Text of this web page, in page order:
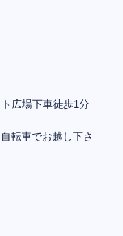
広場下車徒歩1分
転車でお越し下さ